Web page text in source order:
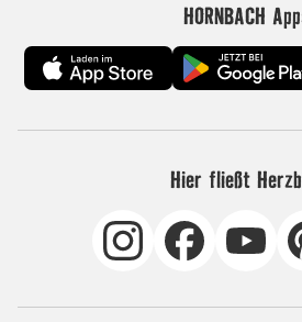
HORNBACH
Hier fließt